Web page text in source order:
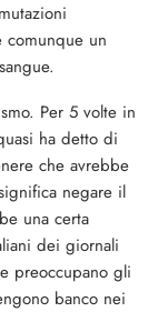
comunque un
Per 5 volte in
ha detto di
che avrebbe
negare il
una certa
dei giornali
preoccupano gli
banco nei